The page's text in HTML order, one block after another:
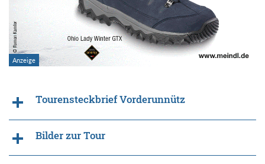
Tourensteckbrief Vorderunnütz
Bilder zur Tour